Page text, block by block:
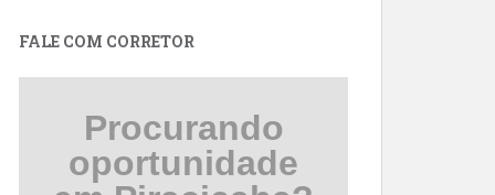
FALE COM CORRETOR
Procurando
oportunidade